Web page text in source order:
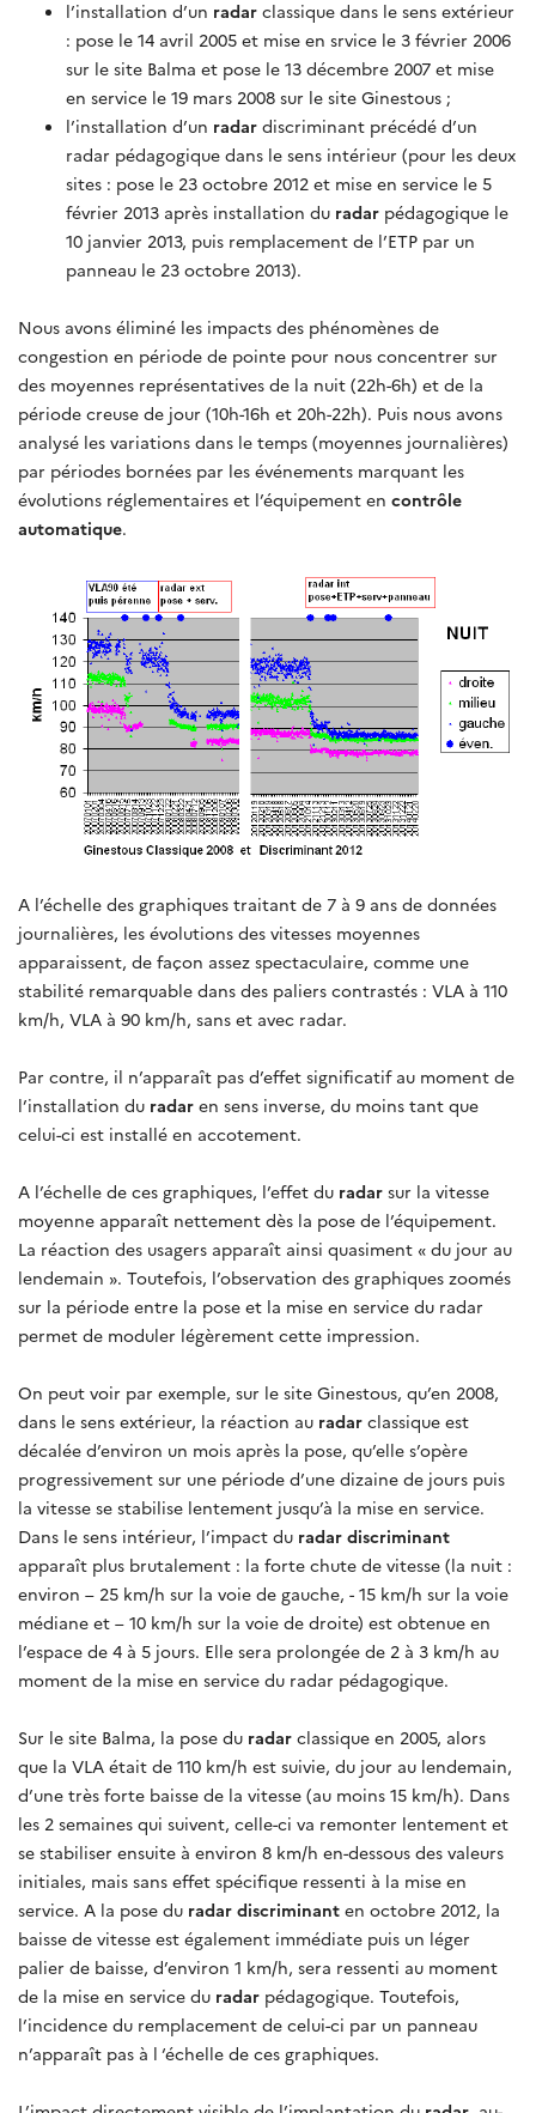
l’installation d’un radar classique dans le sens extérieur
: pose le 14 avril 2005 et mise en srvice le 3 février 2006
sur le site Balma et pose le 13 décembre 2007 et mise
en service le 19 mars 2008 sur le site Ginestous ;
l’installation d’un radar discriminant précédé d’un
radar pédagogique dans le sens intérieur (pour les deux
sites : pose le 23 octobre 2012 et mise en service le 5
février 2013 après installation du radar pédagogique le
10 janvier 2013, puis remplacement de l’ETP par un
panneau le 23 octobre 2013).
Nous avons éliminé les impacts des phénomènes de
congestion en période de pointe pour nous concentrer sur
des moyennes représentatives de la nuit (22h-6h) et de la
période creuse de jour (10h-16h et 20h-22h). Puis nous avons
analysé les variations dans le temps (moyennes journalières)
par périodes bornées par les événements marquant les
évolutions réglementaires et l’équipement en contrôle
automatique.
A l’échelle des graphiques traitant de 7 à 9 ans de données
journalières, les évolutions des vitesses moyennes
apparaissent, de façon assez spectaculaire, comme une
stabilité remarquable dans des paliers contrastés : VLA à 110
km/h, VLA à 90 km/h, sans et avec radar.
Par contre, il n’apparaît pas d’effet significatif au moment de
l’installation du radar en sens inverse, du moins tant que
celui-ci est installé en accotement.
A l’échelle de ces graphiques, l’effet du radar sur la vitesse
moyenne apparaît nettement dès la pose de l’équipement.
La réaction des usagers apparaît ainsi quasiment « du jour au
lendemain ». Toutefois, l’observation des graphiques zoomés
sur la période entre la pose et la mise en service du radar
permet de moduler légèrement cette impression.
On peut voir par exemple, sur le site Ginestous, qu’en 2008,
dans le sens extérieur, la réaction au radar classique est
décalée d’environ un mois après la pose, qu’elle s’opère
progressivement sur une période d’une dizaine de jours puis
la vitesse se stabilise lentement jusqu’à la mise en service.
Dans le sens intérieur, l’impact du radar discriminant
apparaît plus brutalement : la forte chute de vitesse (la nuit :
environ – 25 km/h sur la voie de gauche, - 15 km/h sur la voie
médiane et – 10 km/h sur la voie de droite) est obtenue en
l’espace de 4 à 5 jours. Elle sera prolongée de 2 à 3 km/h au
moment de la mise en service du radar pédagogique.
Sur le site Balma, la pose du radar classique en 2005, alors
que la VLA était de 110 km/h est suivie, du jour au lendemain,
d’une très forte baisse de la vitesse (au moins 15 km/h). Dans
les 2 semaines qui suivent, celle-ci va remonter lentement et
se stabiliser ensuite à environ 8 km/h en-dessous des valeurs
initiales, mais sans effet spécifique ressenti à la mise en
service. A la pose du radar discriminant en octobre 2012, la
baisse de vitesse est également immédiate puis un léger
palier de baisse, d’environ 1 km/h, sera ressenti au moment
de la mise en service du radar pédagogique. Toutefois,
l’incidence du remplacement de celui-ci par un panneau
n’apparaît pas à l ‘échelle de ces graphiques.